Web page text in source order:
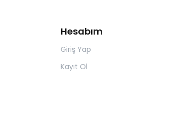
Hesabım
Giriş Yap
Kayıt Ol